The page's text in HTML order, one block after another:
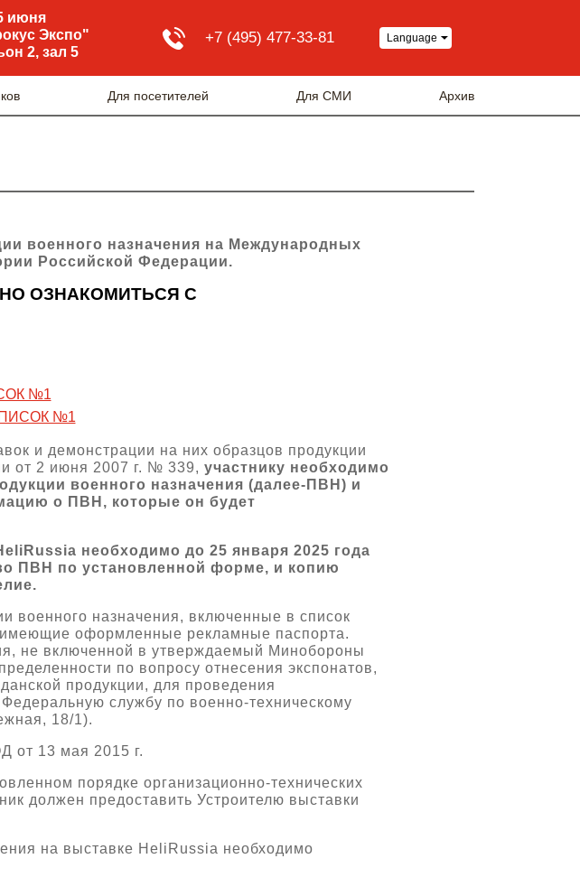
июня
Экспо"
2, зал 5
+7 (495) 477-33-81 Language
Для посетителей Для СМИ Архив
военного назначения на Международных
Российской Федерации.
ОЗНАКОМИТЬСЯ С
№1
№1
и демонстрации на них образцов продукции
от 2 июня 2007 г. № 339, участнику необходимо
военного назначения (далее-ПВН) и
о ПВН, которые он будет
необходимо до 25 января 2025 года
ПВН по установленной форме, и копию
военного назначения, включенные в список
оформленные рекламные паспорта.
не включенной в утверждаемый Минобороны
по вопросу отнесения экспонатов,
продукции, для проведения
службу по военно-техническому
18/1).
от 13 мая 2015 г.
порядке организационно-технических
должен предоставить Устроителю выставки
на выставке HeliRussia необходимо